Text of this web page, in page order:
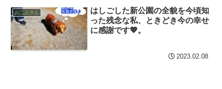
お二人さん
はしごした新公園の全貌を今頃知
った残念な私、ときどき今の幸せ
に感謝です💖。
2023.02.08